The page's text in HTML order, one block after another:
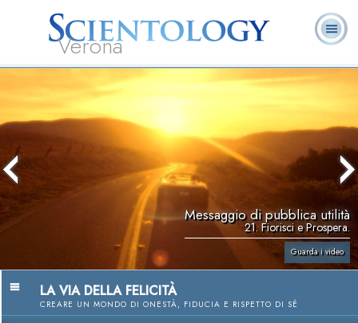
Verona
Scientology?
Volontari
ricorrenti
Messaggio di pubblica utilità
21. Fiorisci e Prospera.
Guarda i video
LA VIA DELLA FELICITÀ
CREARE UN MONDO DI ONESTÀ, FIDUCIA E RISPETTO DI SÉ